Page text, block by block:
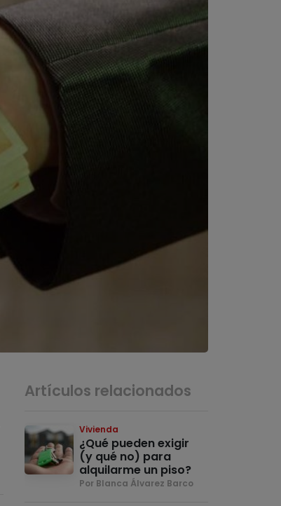
Artículos relacionados
Vivienda
¿Qué pueden exigir
(y qué no) para
alquilarme un piso?
Por Blanca Álvarez Barco